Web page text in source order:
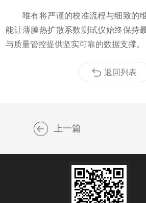
唯有将严谨的校准流程与细致的
能让薄膜热扩散系数测试仪始终保持
与质量管控提供坚实可靠的数据支撑。
返回列表
上一篇